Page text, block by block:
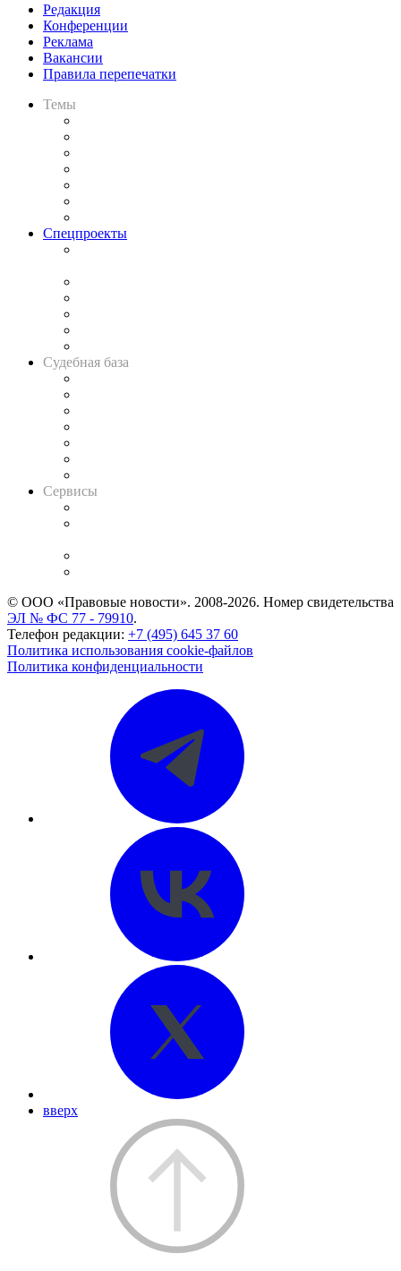
Редакция
Конференции
Реклама
Вакансии
Правила перепечатки
Темы
Спецпроекты
Судебная база
Сервисы
© ООО «Правовые новости». 2008-2026. Номер свидетельства
ЭЛ № ФС 77 - 79910.
Телефон редакции: +7 (495) 645 37 60
Политика использования cookie-файлов
Политика конфиденциальности
вверх